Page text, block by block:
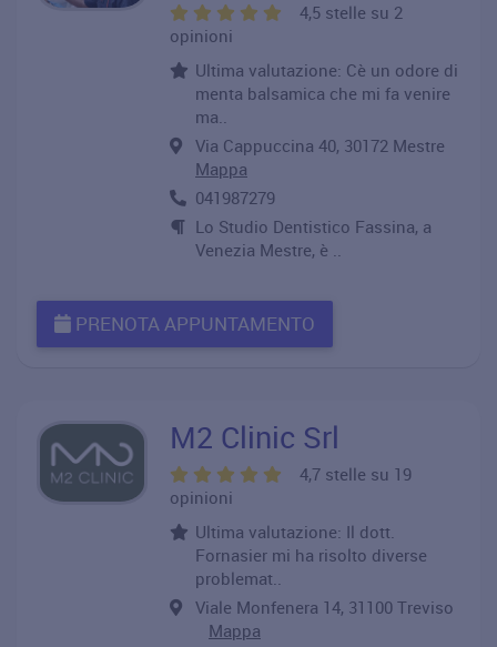
4,5 stelle su 2
opinioni
Ultima valutazione: Cè un odore di
menta balsamica che mi fa venire
ma..
Via Cappuccina 40, 30172 Mestre
Mappa
041987279
Lo Studio Dentistico Fassina, a
Venezia Mestre, è ..
PRENOTA APPUNTAMENTO
M2 Clinic Srl
4,7 stelle su 19
opinioni
Ultima valutazione: Il dott.
Fornasier mi ha risolto diverse
problemat..
Viale Monfenera 14, 31100 Treviso
Mappa